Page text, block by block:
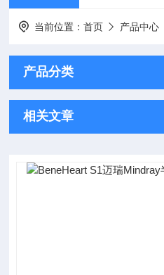
当前位置：首页 产品中心
产品分类
相关文章